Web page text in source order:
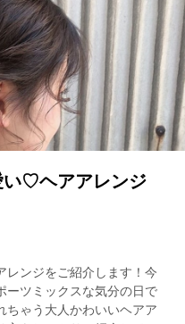
い♡ヘアアレンジ
ンジをご紹介します！今
ーツミックスな気分の日で
ちゃう大人かわいいヘアア